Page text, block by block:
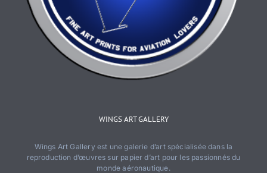
WINGS ART GALLERY
Wings Art Gallery est une galerie d’art spécialisée dans la
reproduction d’œuvres sur papier d’art pour les passionnés du
monde aéronautique.